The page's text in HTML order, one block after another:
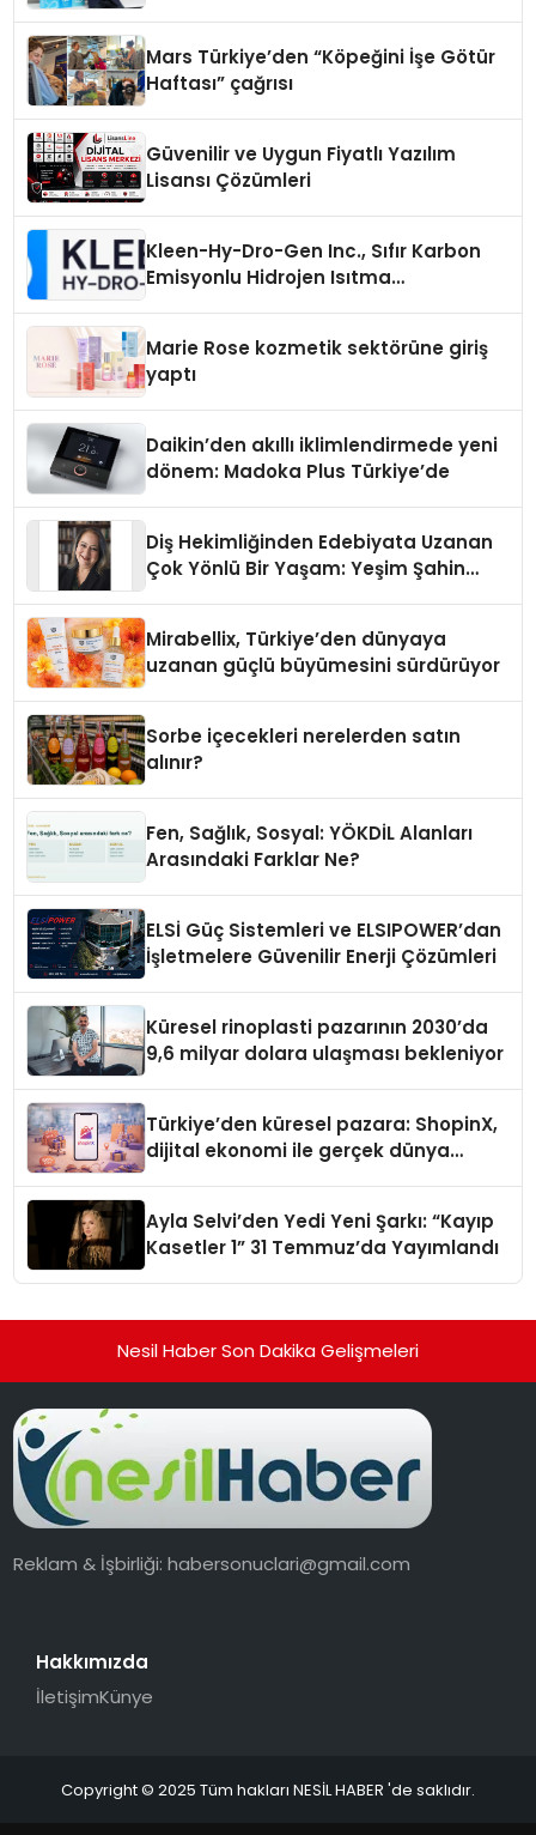
Mars Türkiye’den “Köpeğini İşe Götür
Haftası” çağrısı
Güvenilir ve Uygun Fiyatlı Yazılım
Lisansı Çözümleri
Kleen-Hy-Dro-Gen Inc., Sıfır Karbon
Emisyonlu Hidrojen Isıtma
Marie Rose kozmetik sektörüne giriş
yaptı
Daikin’den akıllı iklimlendirmede yeni
dönem: Madoka Plus Türkiye’de
Diş Hekimliğinden Edebiyata Uzanan
Çok Yönlü Bir Yaşam: Yeşim Şahin
Mirabellix, Türkiye’den dünyaya
uzanan güçlü büyümesini sürdürüyor
Sorbe içecekleri nerelerden satın
alınır?
Fen, Sağlık, Sosyal: YÖKDİL Alanları
Arasındaki Farklar Ne?
ELSİ Güç Sistemleri ve ELSIPOWER’dan
İşletmelere Güvenilir Enerji Çözümleri
Küresel rinoplasti pazarının 2030’da
9,6 milyar dolara ulaşması bekleniyor
Türkiye’den küresel pazara: ShopinX,
dijital ekonomi ile gerçek dünya
Ayla Selvi’den Yedi Yeni Şarkı: “Kayıp
Kasetler 1” 31 Temmuz’da Yayımlandı
Nesil Haber Son Dakika Gelişmeleri
Reklam & İşbirliği:habersonuclari@gmail.com
Hakkımızda
İletişimKünye
Copyright © 2025 Tüm hakları NESİL HABER 'de saklıdır.